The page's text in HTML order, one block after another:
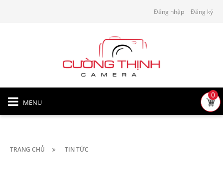
Đăng nhập Đăng ký
MENU
0
TRANG CHỦ TIN TỨC